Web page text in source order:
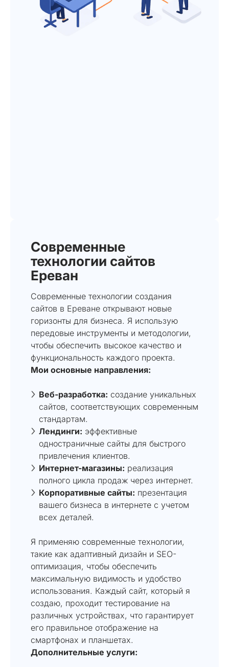
Современные
технологии сайтов
Ереван
Современные технологии создания
сайтов в Ереване открывают новые
горизонты для бизнеса. Я использую
передовые инструменты и методологии,
чтобы обеспечить высокое качество и
функциональность каждого проекта.
Мои основные направления:
Веб-разработка: создание уникальных
сайтов, соответствующих современным
стандартам.
Лендинги: эффективные
одностраничные сайты для быстрого
привлечения клиентов.
Интернет-магазины: реализация
полного цикла продаж через интернет.
Корпоративные сайты: презентация
вашего бизнеса в интернете с учетом
всех деталей.
Я применяю современные технологии,
такие как адаптивный дизайн и SEO-
оптимизация, чтобы обеспечить
максимальную видимость и удобство
использования. Каждый сайт, который я
создаю, проходит тестирование на
различных устройствах, что гарантирует
его правильное отображение на
смартфонах и планшетах.
Дополнительные услуги: